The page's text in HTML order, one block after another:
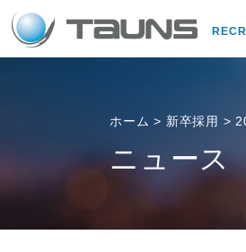
ホーム > 新卒採用 >
ニュース